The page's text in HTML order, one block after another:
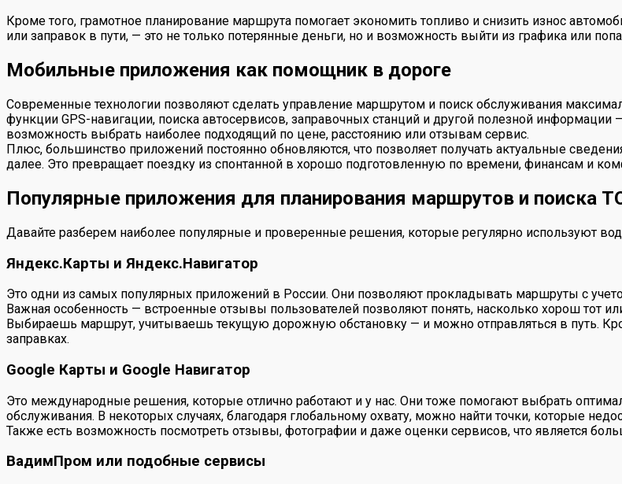
Кроме того, грамотное планирование маршрута помогает экономить топливо и снизить износ
или заправок в пути, — это не только потерянные деньги, но и возможность выйти из графика или
Мобильные приложения как помощник в дороге
Современные технологии позволяют сделать управление маршрутом и поиск обслуживания
функции GPS-навигации, поиска автосервисов, заправочных станций и другой полезной
возможность выбрать наиболее подходящий по цене, расстоянию или отзывам сервис.
Плюс, большинство приложений постоянно обновляются, что позволяет получать актуальные
далее. Это превращает поездку из спонтанной в хорошо подготовленную по времени, финансам и
Популярные приложения для планирования маршрутов и поиска
Давайте разберем наиболее популярные и проверенные решения, которые регулярно используют
Яндекс.Карты и Яндекс.Навигатор
Это одни из самых популярных приложений в России. Они позволяют прокладывать маршруты с
Важная особенность — встроенные отзывы пользователей позволяют понять, насколько хорош тот
Выбираешь маршрут, учитываешь текущую дорожную обстановку — и можно отправляться в путь.
заправках.
Google Карты и Google Навигатор
Это международные решения, которые отлично работают и у нас. Они тоже помогают выбрать
обслуживания. В некоторых случаях, благодаря глобальному охвату, можно найти точки, которые
Также есть возможность посмотреть отзывы, фотографии и даже оценки сервисов, что является
ВадимПром или подобные сервисы